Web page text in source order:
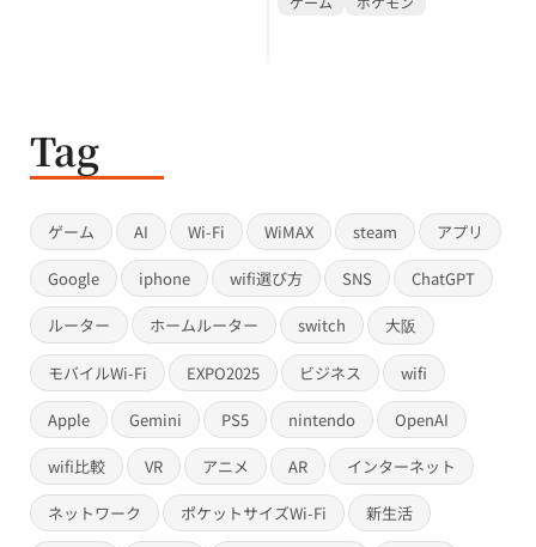
Tag
ゲーム AI Wi-Fi WiMAX steam アプリ
Google iphone wifi選び方 SNS ChatGPT
ルーター ホームルーター switch 大阪
モバイルWi-Fi EXPO2025 ビジネス wifi
Apple Gemini PS5 nintendo OpenAI
wifi比較 VR アニメ AR インターネット
ネットワーク ポケットサイズWi-Fi 新生活